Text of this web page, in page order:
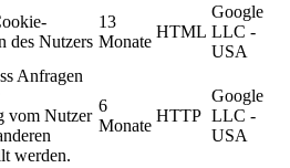
des Nutzers
13
Monate
HTML
Google
LLC -
USA
Anfragen
vom Nutzer
werden.
6
Monate
HTTP
Google
LLC -
USA